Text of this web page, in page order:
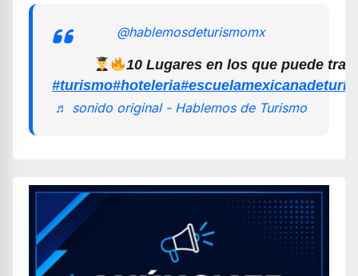
@hablemosdeturismomx
10 Lugares en los que puede
#turismo#hoteleria
♬ sonido original - Hablemos de Turismo